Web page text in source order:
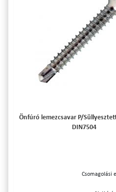
Önfúró lemezcsavar P/
DIN7504
Csomagolási